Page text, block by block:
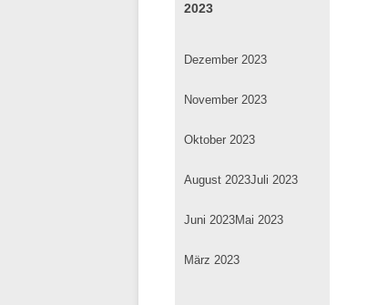
2023
Dezember 2023
November 2023
Oktober 2023
August 2023Juli 2023
Juni 2023Mai 2023
März 2023